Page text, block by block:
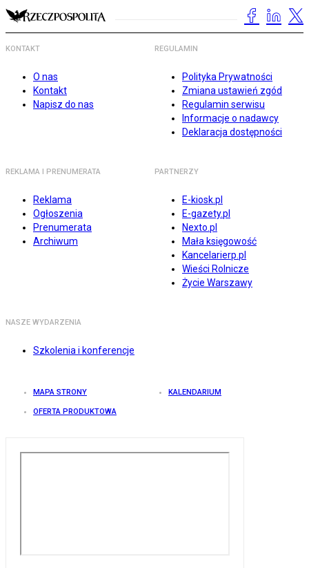
KONTAKT
O nas
Kontakt
Napisz do nas
REGULAMIN
Polityka Prywatności
Zmiana ustawień zgód
Regulamin serwisu
Informacje o nadawcy
Deklaracja dostępności
REKLAMA I PRENUMERATA
Reklama
Ogłoszenia
Prenumerata
Archiwum
PARTNERZY
E-kiosk.pl
E-gazety.pl
Nexto.pl
Mała księgowość
Kancelarierp.pl
Wieści Rolnicze
Życie Warszawy
NASZE WYDARZENIA
Szkolenia i konferencje
MAPA STRONY KALENDARIUM
OFERTA PRODUKTOWA